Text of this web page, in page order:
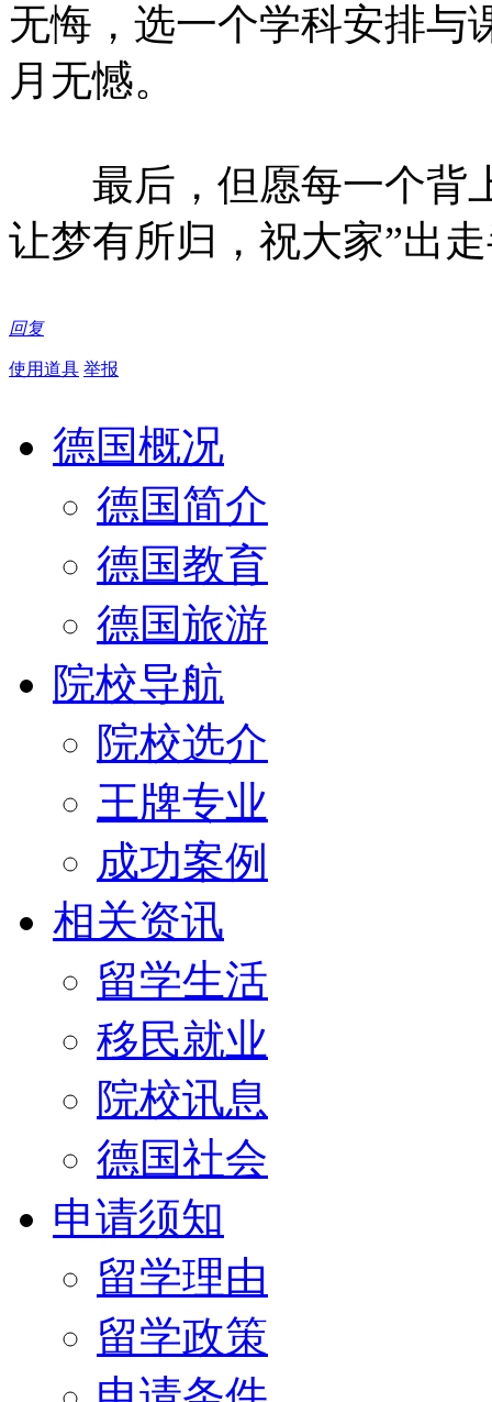
无悔，选一个学科安排与
月无憾。
最后，但愿每一个背上
让梦有所归，祝大家”出
回复
使用道具 举报
德国概况
德国简介
德国教育
德国旅游
院校导航
院校选介
王牌专业
成功案例
相关资讯
留学生活
移民就业
院校讯息
德国社会
申请须知
留学理由
留学政策